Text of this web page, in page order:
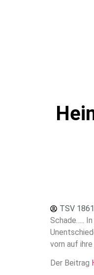
TSV
Schade…..
vorn auf
Der Beitrag